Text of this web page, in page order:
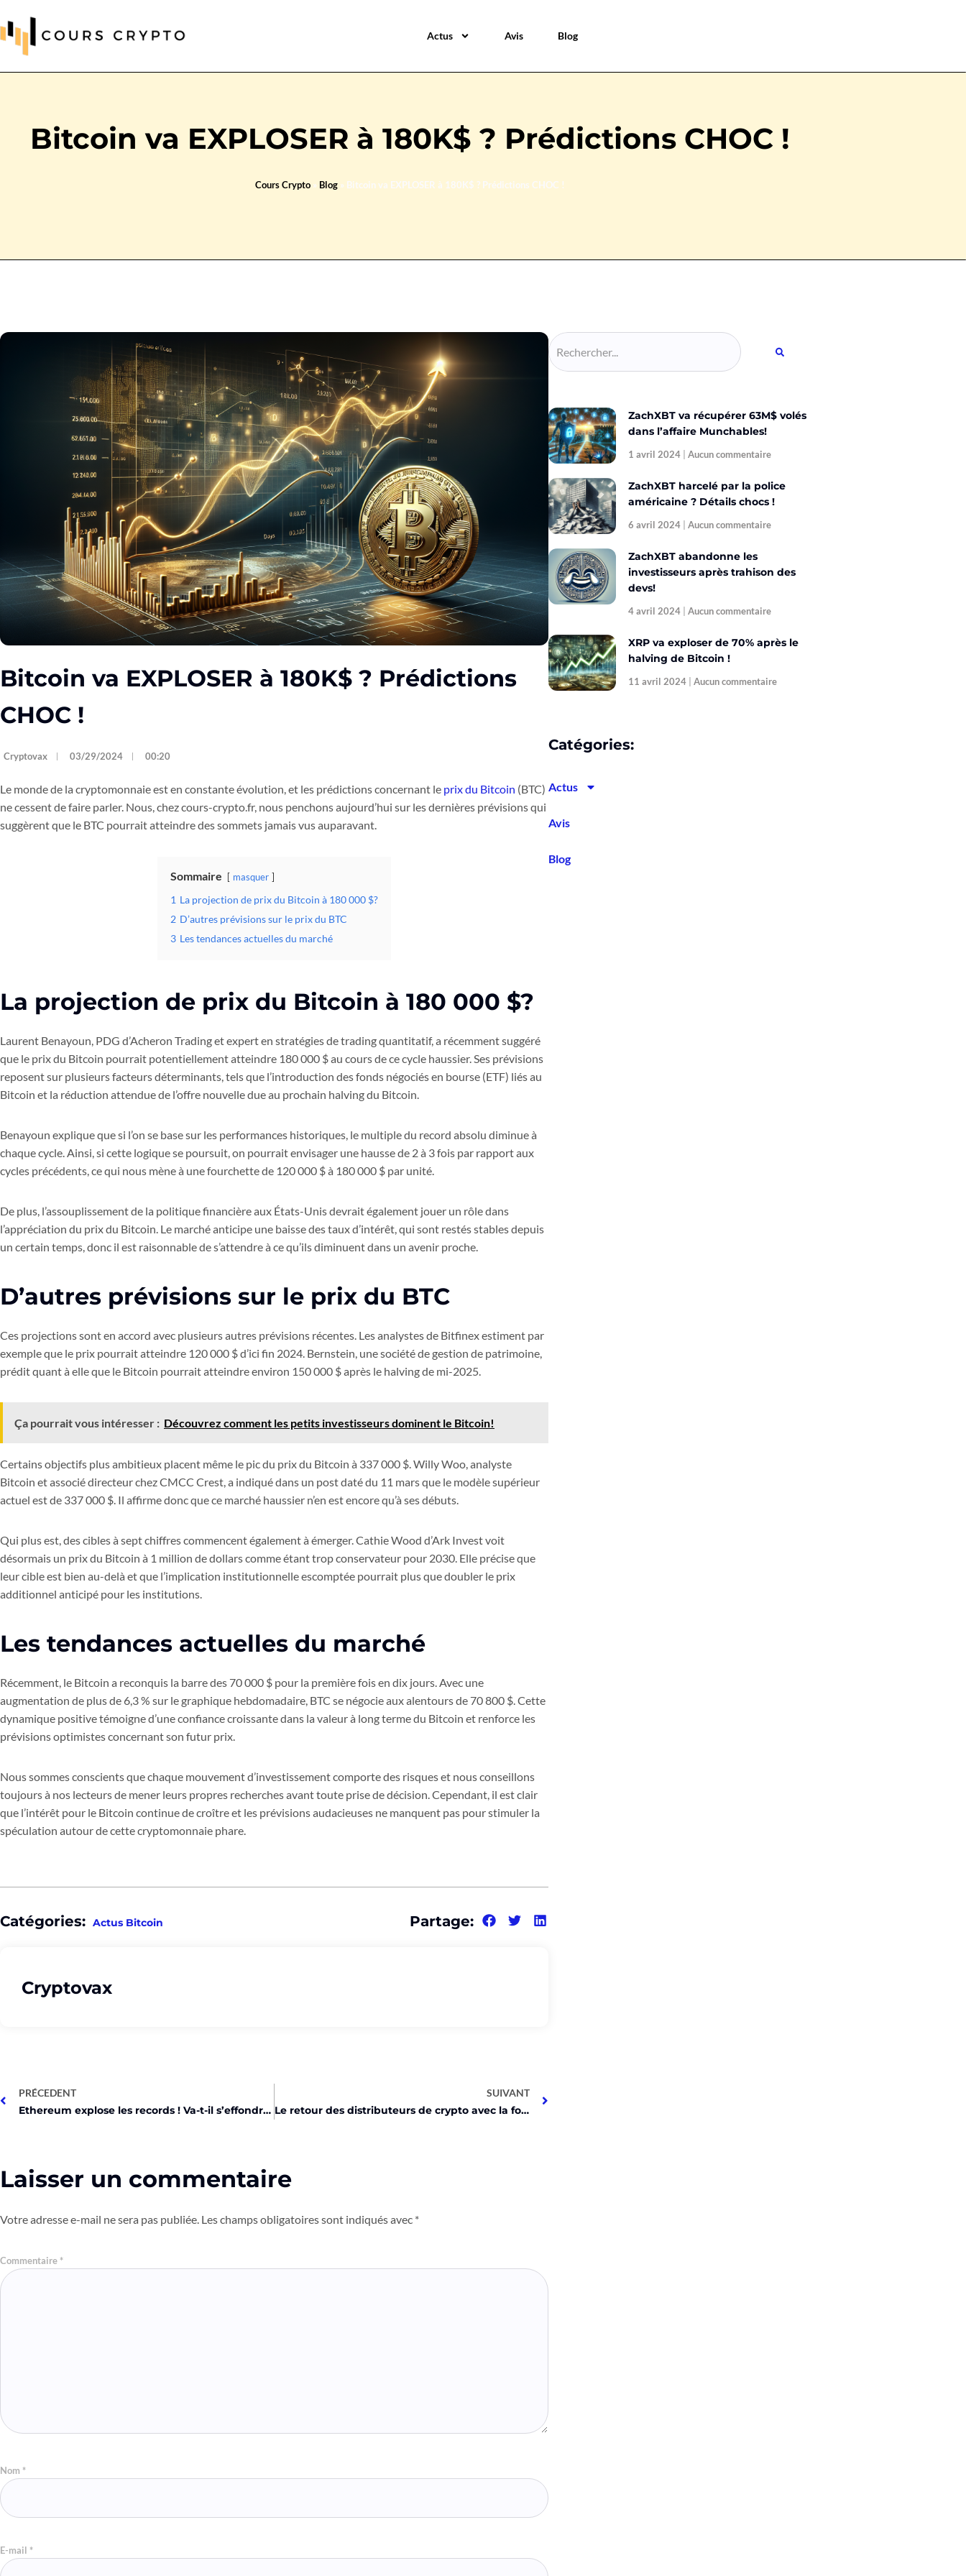
Actus Avis Blog
Bitcoin va EXPLOSER à 180K$ ? Prédictions CHOC !
Cours Crypto» Blog» Bitcoin va EXPLOSER à 180K$ ? Prédictions CHOC !
Bitcoin va EXPLOSER à 180K$ ? Prédictions
CHOC !
Cryptovax 03/29/2024 00:20
Le monde de la cryptomonnaie est en constante évolution, et les prédictions concernant le prix du Bitcoin (BTC)
ne cessent de faire parler. Nous, chez cours-crypto.fr, nous penchons aujourd’hui sur les dernières prévisions qui
suggèrent que le BTC pourrait atteindre des sommets jamais vus auparavant.
Sommaire masquer
1 La projection de prix du Bitcoin à 180 000 $?
2 D’autres prévisions sur le prix du BTC
3 Les tendances actuelles du marché
La projection de prix du Bitcoin à 180 000 $?
Laurent Benayoun, PDG d’Acheron Trading et expert en stratégies de trading quantitatif, a récemment suggéré
que le prix du Bitcoin pourrait potentiellement atteindre 180 000 $ au cours de ce cycle haussier. Ses prévisions
reposent sur plusieurs facteurs déterminants, tels que l’introduction des fonds négociés en bourse (ETF) liés au
Bitcoin et la réduction attendue de l’offre nouvelle due au prochain halving du Bitcoin.
Benayoun explique que si l’on se base sur les performances historiques, le multiple du record absolu diminue à
chaque cycle. Ainsi, si cette logique se poursuit, on pourrait envisager une hausse de 2 à 3 fois par rapport aux
cycles précédents, ce qui nous mène à une fourchette de 120 000 $ à 180 000 $ par unité.
De plus, l’assouplissement de la politique financière aux États-Unis devrait également jouer un rôle dans
l’appréciation du prix du Bitcoin. Le marché anticipe une baisse des taux d’intérêt, qui sont restés stables depuis
un certain temps, donc il est raisonnable de s’attendre à ce qu’ils diminuent dans un avenir proche.
D’autres prévisions sur le prix du BTC
Ces projections sont en accord avec plusieurs autres prévisions récentes. Les analystes de Bitfinex estiment par
exemple que le prix pourrait atteindre 120 000 $ d’ici fin 2024. Bernstein, une société de gestion de patrimoine,
prédit quant à elle que le Bitcoin pourrait atteindre environ 150 000 $ après le halving de mi-2025.
Ça pourrait vous intéresser : Découvrez comment les petits investisseurs dominent le Bitcoin!
Certains objectifs plus ambitieux placent même le pic du prix du Bitcoin à 337 000 $. Willy Woo, analyste
Bitcoin et associé directeur chez CMCC Crest, a indiqué dans un post daté du 11 mars que le modèle supérieur
actuel est de 337 000 $. Il affirme donc que ce marché haussier n’en est encore qu’à ses débuts.
Qui plus est, des cibles à sept chiffres commencent également à émerger. Cathie Wood d’Ark Invest voit
désormais un prix du Bitcoin à 1 million de dollars comme étant trop conservateur pour 2030. Elle précise que
leur cible est bien au-delà et que l’implication institutionnelle escomptée pourrait plus que doubler le prix
additionnel anticipé pour les institutions.
Les tendances actuelles du marché
Récemment, le Bitcoin a reconquis la barre des 70 000 $ pour la première fois en dix jours. Avec une
augmentation de plus de 6,3 % sur le graphique hebdomadaire, BTC se négocie aux alentours de 70 800 $. Cette
dynamique positive témoigne d’une confiance croissante dans la valeur à long terme du Bitcoin et renforce les
prévisions optimistes concernant son futur prix.
Nous sommes conscients que chaque mouvement d’investissement comporte des risques et nous conseillons
toujours à nos lecteurs de mener leurs propres recherches avant toute prise de décision. Cependant, il est clair
que l’intérêt pour le Bitcoin continue de croître et les prévisions audacieuses ne manquent pas pour stimuler la
spéculation autour de cette cryptomonnaie phare.
Catégories: Actus Bitcoin Partage:
Cryptovax
PRÉCEDENT
Ethereum explose les records ! Va-t-il s’effondrer ?
SUIVANT
Le retour des distributeurs de crypto avec la folie du Bitcoin!
Laisser un commentaire
Votre adresse e-mail ne sera pas publiée. Les champs obligatoires sont indiqués avec *
Commentaire*
Nom *
E-mail *
ZachXBT va récupérer 63M$ volés
dans l’affaire Munchables!
1 avril 2024 Aucun commentaire
ZachXBT harcelé par la police
américaine ? Détails chocs !
6 avril 2024 Aucun commentaire
ZachXBT abandonne les
investisseurs après trahison des
devs!
4 avril 2024 Aucun commentaire
XRP va exploser de 70% après le
halving de Bitcoin !
11 avril 2024 Aucun commentaire
Catégories:
Actus
Avis
Blog